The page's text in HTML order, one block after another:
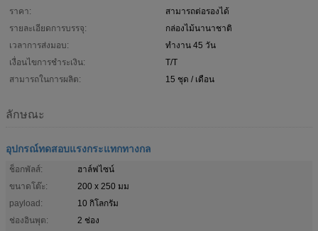
ราคา:
สามารถต่อรองได้
รายละเอียดการบรรจุ:
กล่องไม้นานาชาติ
เวลาการส่งมอบ:
ทำงาน 45 วัน
เงื่อนไขการชำระเงิน:
T/T
สามารถในการผลิต:
15 ชุด / เดือน
ลักษณะ
อุปกรณ์ทดสอบแรงกระแทกทางกล
ช็อกพัลส์:
ฮาล์ฟไซน์
ขนาดโต๊ะ:
200 x 250 มม
payload:
10 กิโลกรัม
ช่องอินพุต:
2 ช่อง